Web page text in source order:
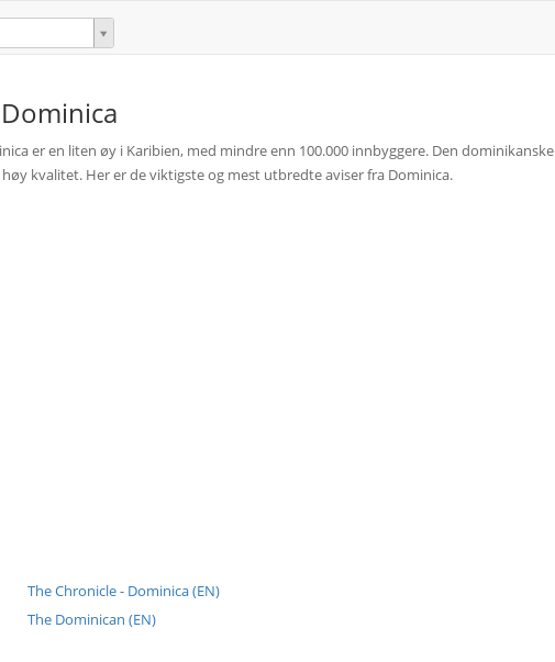
Dominica
er en liten øy i Karibien, med mindre enn 100.000 innbyggere. Den dominikanske
kvalitet. Her er de viktigste og mest utbredte aviser fra Dominica.
The Chronicle - Dominica (EN)
The Dominican (EN)